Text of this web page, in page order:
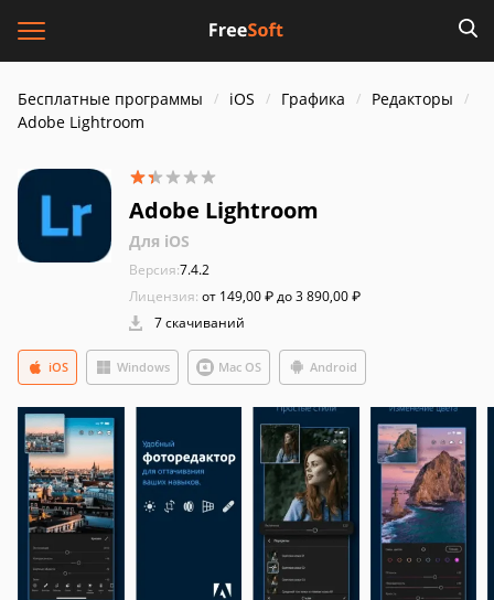
Бесплатные программы iOS Графика
Редакторы
Adobe Lightroom
Adobe Lightroom
Для iOS
Версия:7.4.2
Лицензия: от 149,00 ₽ до 3 890,00 ₽
7 скачиваний
Windows Mac OS
iOS Android